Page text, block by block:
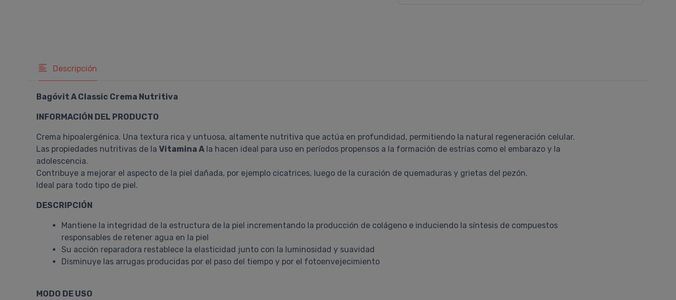
Descripción
Bagóvit A Classic Crema Nutritiva
INFORMACIÓN DEL PRODUCTO
Crema hipoalergénica. Una textura rica y untuosa, altamente nutritiva que actúa en profundidad, permitiendo la natural regeneración celular.
Las propiedades nutritivas de la Vitamina A la hacen ideal para uso en períodos propensos a la formación de estrías como el embarazo y la
adolescencia.
Contribuye a mejorar el aspecto de la piel dañada, por ejemplo cicatrices, luego de la curación de quemaduras y grietas del pezón.
Ideal para todo tipo de piel.
DESCRIPCIÓN
Mantiene la integridad de la estructura de la piel incrementando la producción de colágeno e induciendo la síntesis de compuestos
responsables de retener agua en la piel
Su acción reparadora restablece la elasticidad junto con la luminosidad y suavidad
Disminuye las arrugas producidas por el paso del tiempo y por el fotoenvejecimiento
MODO DE USO